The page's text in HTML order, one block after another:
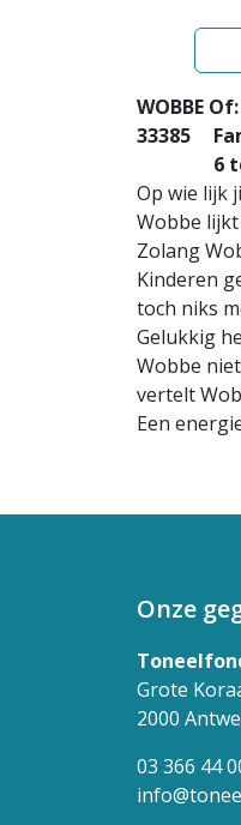
WOBBE
33385
6 tot 8
Op wie lijk
Wobbe
Zolang
Kinderen
toch niks
Gelukkig
Wobbe
vertelt
Een
Onze
Grote
2000
03 366 44